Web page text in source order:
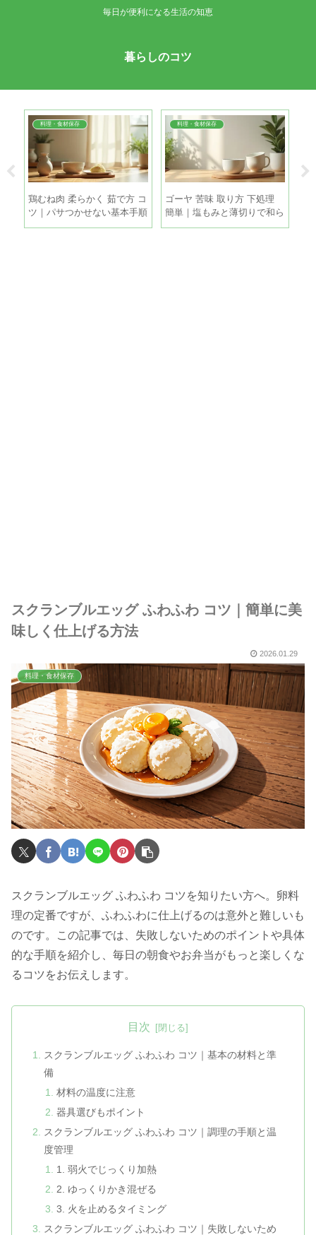
毎日が便利になる生活の知恵
暮らしのコツ
料理・食材保存
鶏むね肉 柔らかく 茹で方 コ
ツ｜パサつかせない基本手順
とちょい足しテク
料理・食材保存
ゴーヤ 苦味 取り方 下処理
簡単｜塩もみと薄切りで和ら
げる手順
スクランブルエッグ ふわふわ コツ｜簡単に美
味しく仕上げる方法
2026.01.29
料理・食材保存
スクランブルエッグ ふわふわ コツを知りたい方へ。卵料
理の定番ですが、ふわふわに仕上げるのは意外と難しいも
のです。この記事では、失敗しないためのポイントや具体
的な手順を紹介し、毎日の朝食やお弁当がもっと楽しくな
るコツをお伝えします。
目次
スクランブルエッグ ふわふわ コツ｜基本の材料と準
備
材料の温度に注意
器具選びもポイント
スクランブルエッグ ふわふわ コツ｜調理の手順と温
度管理
1. 弱火でじっくり加熱
2. ゆっくりかき混ぜる
3. 火を止めるタイミング
スクランブルエッグ ふわふわ コツ｜失敗しないため